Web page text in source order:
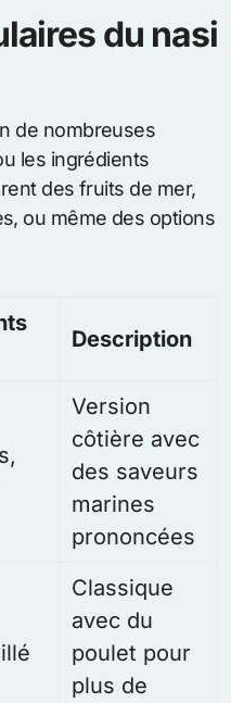
du nasi
de nombreuses
les ingrédients
des fruits de mer,
ou même des options
Description
Version
côtière avec
des saveurs
marines
prononcées
Classique
avec du
poulet pour
plus de